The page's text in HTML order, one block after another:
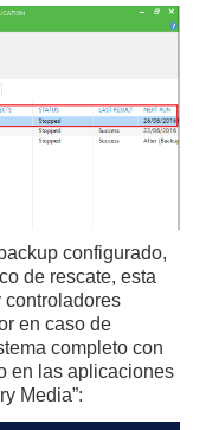
configurado,
de rescate, esta
controladores
en caso de
completo con
en las aplicaciones
Media”: